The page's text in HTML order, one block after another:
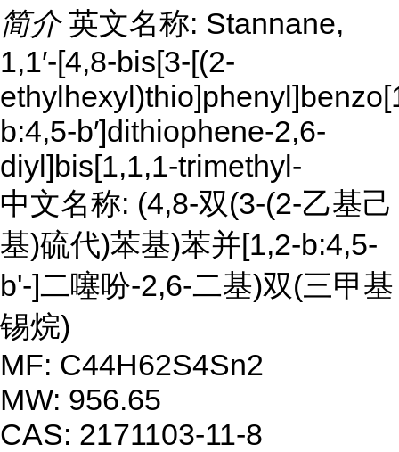
简介 英文名称: Stannane,
1,1′-[4,8-bis[3-[(2-
b:4,5-b′]dithiophene-2,6-
diyl]bis[1,1,1-trimethyl-
中文名称: (4,8-双(3-(2-乙基己
基)硫代)苯基)苯并[1,2-b:4,5-
b'-]二噻吩-2,6-二基)双(三甲基
锡烷)
MF: C44H62S4Sn2
MW: 956.65
CAS: 2171103-11-8